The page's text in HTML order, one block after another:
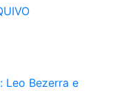
Leo Bezerra e